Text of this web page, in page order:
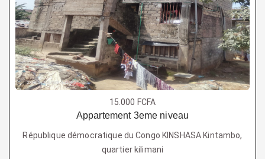
15.000 FCFA
Appartement 3eme niveau
République démocratique du Congo KINSHASA Kintambo,
quartier kilimani